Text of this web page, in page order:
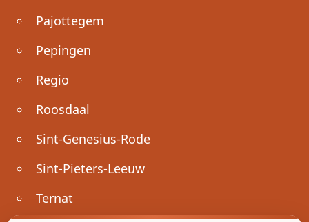
Pajottegem
Pepingen
Regio
Roosdaal
Sint-Genesius-Rode
Sint-Pieters-Leeuw
Ternat